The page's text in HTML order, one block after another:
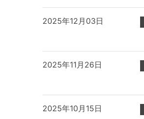
2025年12月03日
2025年11月26日
2025年10月15日